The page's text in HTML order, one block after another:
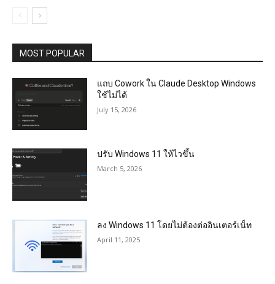
MOST POPULAR
แถบ Cowork ใน Claude Desktop Windows
ใช้ไม่ได้
July 15, 2026
ปรับ Windows 11 ให้ไวขึ้น
March 5, 2026
ลง Windows 11 โดยไม่ต้องต่ออินเตอร์เน็ท
April 11, 2025